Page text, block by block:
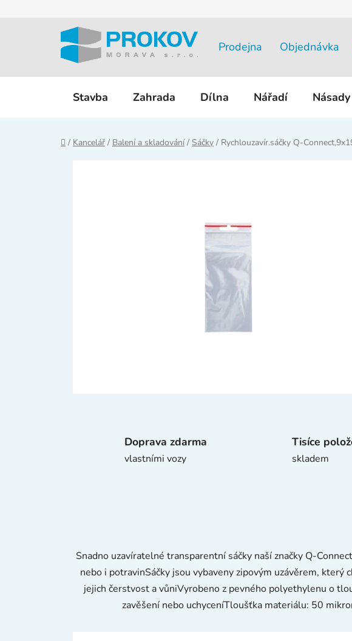
Prodejna Objednávka
Stavba Zahrada Dílna Nářadí Násady
Domů
/ Kancelář / Balení a skladování / Sáčky / Rychlouzavír.sáčky Q-
Doprava zdarma
vlastními vozy
Tisíce
skladem
Snadno uzavíratelné transparentní sáčky naší značky Q-
nebo i potravinSáčky jsou vybaveny zipovým uzávěrem,
jejich čerstvost a vůniVyrobeno z pevného polyethylenu o
zavěšení nebo uchyceníTloušťka materiálu: 50